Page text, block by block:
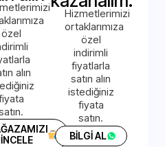
özel
alın
İNCELE
Hizmetlerimizi
ortaklarımıza
özel
indirimli
fiyatlarla
satın alın
istediğiniz
fiyata
satın.
BİLGİ AL